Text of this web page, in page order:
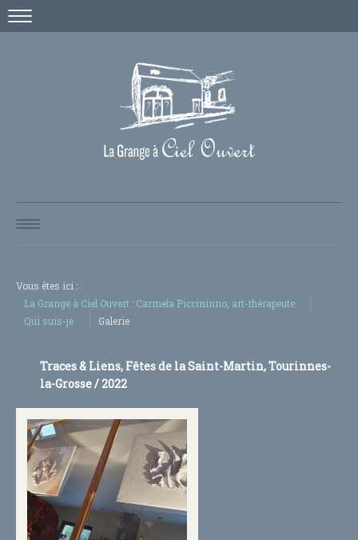
LE PAPIER S'EXPOSE
QI GONG
RETRAITE D'ÉTÉ 2026 / CÔTE D'OPALE FRANCE
QI GONG EN FORÊT
RENCONTRE AVEC LES ÂNES
"ÂNE MIROIR"
Vous êtes ici :
La Grange à Ciel Ouvert : Carmela Piccininno, art-thérapeute
Qui suis-je
Galerie
Traces & Liens, Fêtes de la Saint-Martin, Tourinnes-
la-Grosse / 2022